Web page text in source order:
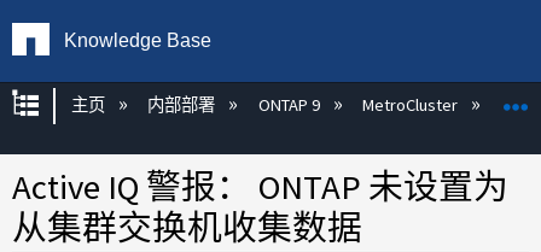
Knowledge Base
扩展/隐缩全局层次
主页 内部部署 ONTAP 9 MetroCluster
Active IQ 警报： ONTAP 未设置为
从集群交换机收集数据